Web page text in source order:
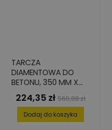
TARCZA
DIAMENTOWA DO
BETONU, 350 MM X
25.4 MM X 3.2 MM X
8 MM
Cena
224,35 zł Cena
podstawowa
560,88 zł
Dodaj do koszyka